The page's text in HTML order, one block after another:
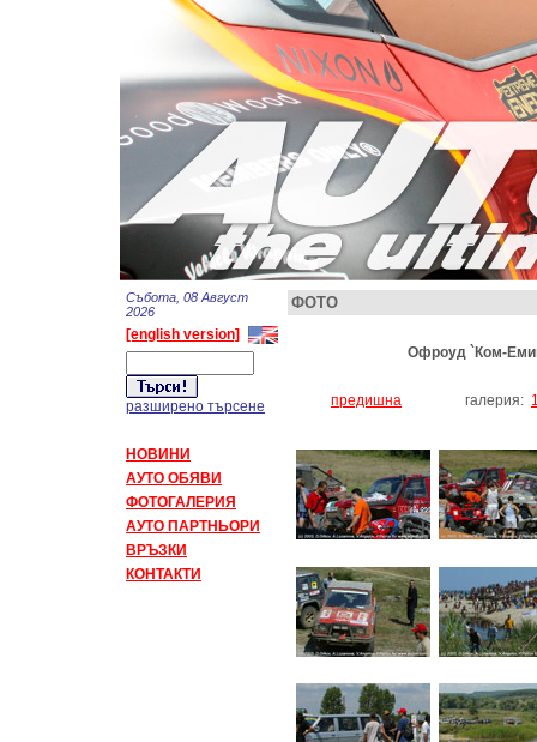
Събота, 08 Август
2026
[english version]
разширено търсене
НОВИНИ
АУТО ОБЯВИ
ФОТОГАЛЕРИЯ
АУТО ПАРТНЬОРИ
ВРЪЗКИ
КОНТАКТИ
ФОТО
Офроуд `Ком-
предишна галерия: